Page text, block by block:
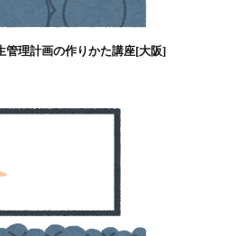
管理計画の作りかた講座[大阪]